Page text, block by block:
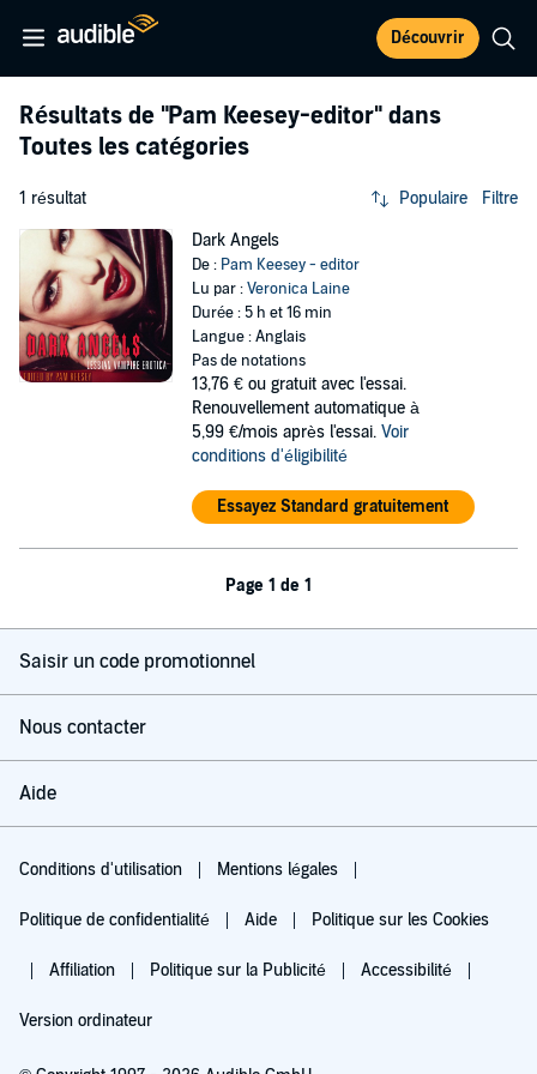
Découvrir
Résultats de "Pam Keesey-editor" dans
Toutes les catégories
1 résultat Populaire Filtre
Dark Angels
De : Pam Keesey - editor
Lu par :Veronica Laine
Durée : 5 h et 16 min
Langue : Anglais
Pas de notations
13,76 € ou gratuit avec l'essai.
Renouvellement automatique à
5,99 €/mois après l'essai. Voir
conditions d'éligibilité
Essayez Standard gratuitement
Page 1 de 1
Saisir un code promotionnel
Nous contacter
Aide
Conditions d'utilisation Mentions légales
Politique de confidentialité Aide Politique sur les Cookies
Affiliation Politique sur la Publicité Accessibilité
Version ordinateur